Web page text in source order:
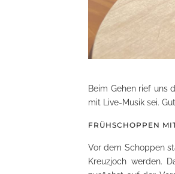
Beim Gehen rief uns
mit Live-Musik sei.
FRÜHSCHOPPEN
Vor dem Schoppen
Kreuzjoch werden.